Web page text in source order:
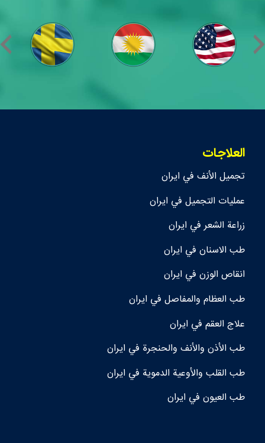
العلاجات
تجمیل الأنف في ايران
عمليات التجميل في ايران
زراعة الشعر في ايران
طب الاسنان في ايران
انقاص الوزن في ايران
طب العظام والمفاصل في ايران
علاج العقم في ايران
طب الأذن والأنف والحنجرة في ايران
طب القلب والأوعية الدموية في ايران
طب العيون في ايران